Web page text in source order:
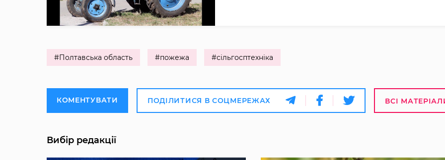
#Полтавська область #пожежа #сільгосптехніка
КОМЕНТУВАТИ ПОДІЛИТИСЯ В СОЦМЕРЕЖАХ ВСІ
Вибір редакції